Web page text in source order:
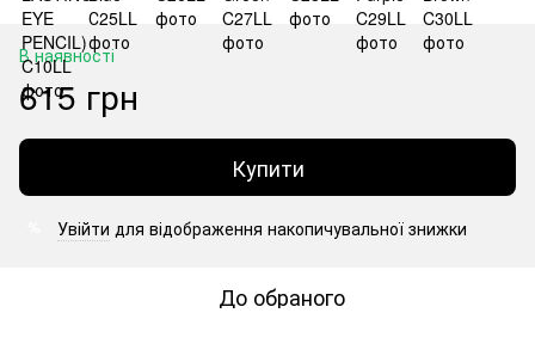
В наявності
615 грн
Купити
Увійти для відображення накопичувальної знижки
До обраного